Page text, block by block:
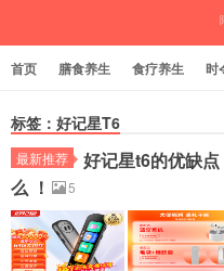
首页 膳食养生 食疗养生 时
标签：好记星T6
最新推荐
好记星t6的优缺
么 ！
5